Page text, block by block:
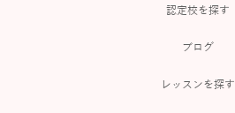
認定校を探す
ブログ
レッスンを探す